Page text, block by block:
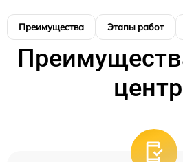
Преимущества Этапы работ